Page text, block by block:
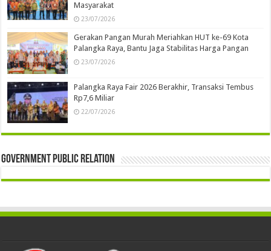
Masyarakat
23/07/2026
Gerakan Pangan Murah Meriahkan HUT ke-69 Kota
Palangka Raya, Bantu Jaga Stabilitas Harga Pangan
23/07/2026
Palangka Raya Fair 2026 Berakhir, Transaksi Tembus
Rp7,6 Miliar
22/07/2026
Government Public Relation